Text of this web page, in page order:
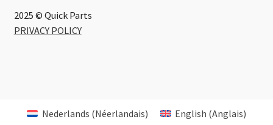
2025 © Quick Parts
PRIVACY POLICY
Nederlands (Néerlandais) English (Anglais)